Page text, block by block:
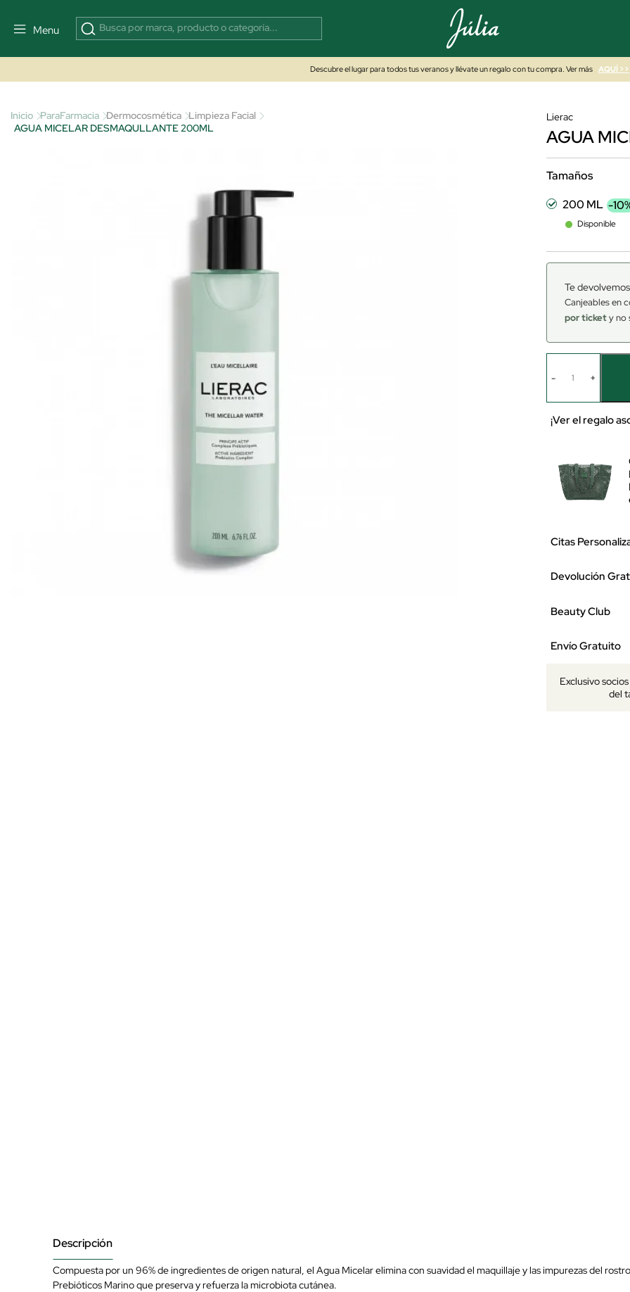
Menu
Descubre el lugar para todos tus veranos y llévate un regalo con tu compra. Ver más AQUÍ >>
Inicio ParaFarmacia Dermocosmética Limpieza Facial
AGUA MICELAR DESMAQULLANTE 200ML
Lierac
AGUA
Tamaños
200 ML -
Disponible
Te
Canjeables en
por tickety no
- +
¡Ver el regalo
Citas
Devolución
Beauty Club
Envío Gratuito
Exclusivo
del
Descripción
Compuesta por un 96% de ingredientes de origen natural, el Agua Micelar elimina con suavidad el maquillaje y las impurezas del
Prebióticos Marino que preserva y refuerza la microbiota cutánea.